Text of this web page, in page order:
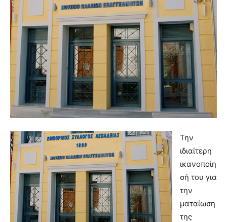
Την
ιδιαίτερη
ικανοποίη
σή του για
την
ματαίωση
της